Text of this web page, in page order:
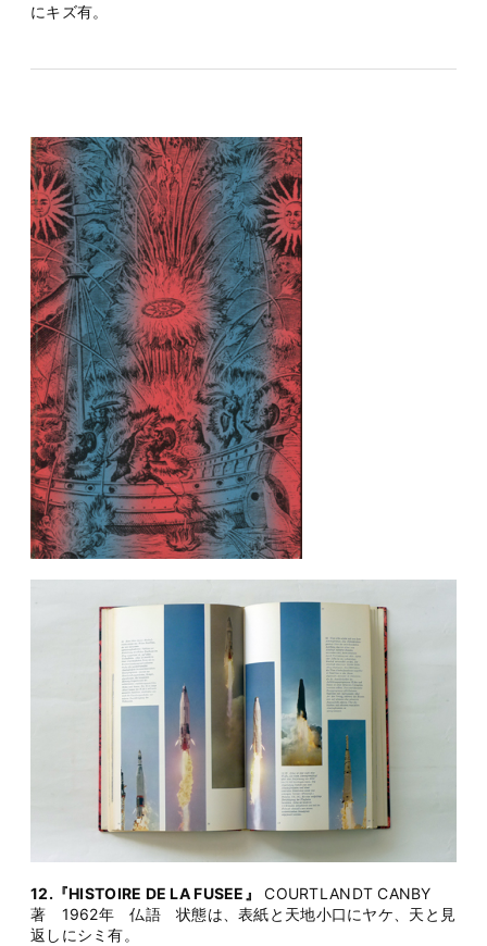
にキズ有。
12.『HISTOIRE DE LA FUSEE』
COURTLANDT CANBY
著 1962年 仏語 状態は、表紙と天地小口にヤケ、天と見
返しにシミ有。